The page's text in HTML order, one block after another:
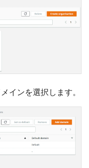
インを選択します。